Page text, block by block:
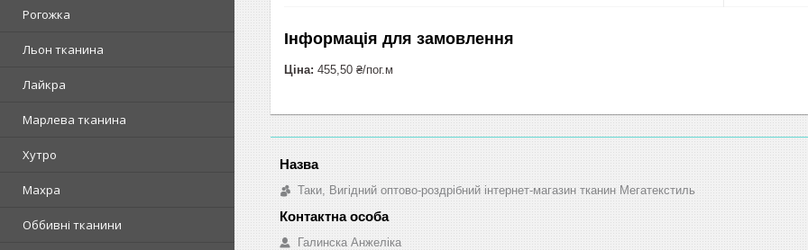
Рогожка
Льон тканина
Лайкра
Марлева тканина
Хутро
Махра
Оббивні тканини
Інформація для замовлення
Ціна: 455,50 ₴/пог.м
Таки, Вигідний оптово-роздрібний інтернет-магазин тканин Мегатекстиль
Галинска Анжеліка